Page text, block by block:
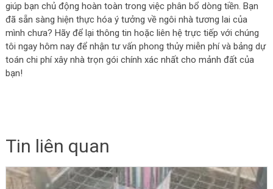
giúp bạn chủ động hoàn toàn trong việc phân bổ dòng tiền. Bạn
đã sẵn sàng hiện thực hóa ý tưởng về ngôi nhà tương lai của
mình chưa? Hãy để lại thông tin hoặc liên hệ trực tiếp với chúng
tôi ngay hôm nay để nhận tư vấn phong thủy miễn phí và bảng dự
toán chi phí xây nhà trọn gói chính xác nhất cho mảnh đất của
bạn!
Tin liên quan